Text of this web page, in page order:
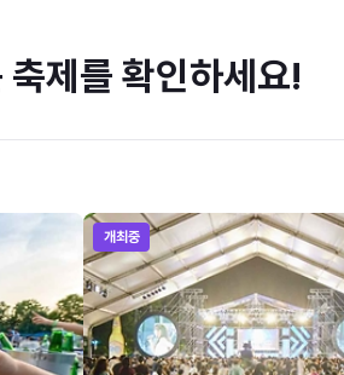
축제를 확인하세요!
개최중